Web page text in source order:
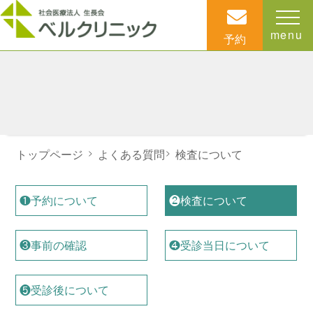
予約 menu
トップページ > よくある質問> 検査について
❶予約について ❷検査について
❸事前の確認 ❹受診当日について
❺受診後について